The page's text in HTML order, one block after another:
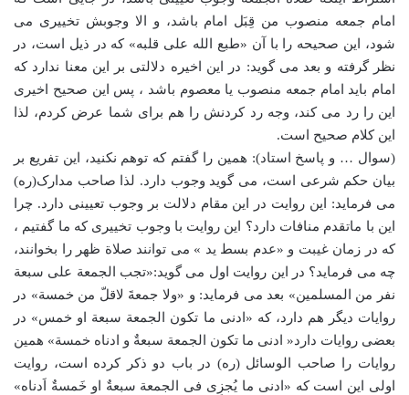
امام جمعه منصوب من قِبَل امام باشد، و الا وجوبش تخییری می
شود، این صحیحه را با آن «طبع الله علی قلبه» که در ذیل است، در
نظر گرفته و بعد می گوید: در این اخیره دلالتی بر این معنا ندارد که
امام باید امام جمعه منصوب یا معصوم باشد ، پس این صحیح اخیری
این را رد می کند، وجه رد کردنش را هم برای شما عرض کردم، لذا
این کلام صحیح است.
(سوال … و پاسخ استاد): همین را گفتم که توهم نکنید، این تفریع بر
بیان حکم شرعی است، می گوید وجوب دارد. لذا صاحب مدارک(ره)
می فرماید: این روایت در این مقام دلالت بر وجوب تعیینی دارد. چرا
این با ماتقدم منافات دارد؟ این روایت با وجوب تخییری که ما گفتیم ،
که در زمان غیبت و «عدم بسط ید » می توانند صلاة ظهر را بخوانند،
چه می فرماید؟ در این روایت اول می گوید:«تجب الجمعة علی سبعة
نفر من المسلمین» بعد می فرماید: و «ولا جمعةَ لاقلّ من خمسة» در
روایات دیگر هم دارد، که «ادنی ما تکون الجمعة سبعة او خمس» در
بعضی روایات دارد« ادنی ما تکون الجمعة سبعةٌ و ادناه خمسة» همین
روایات را صاحب الوسائل (ره) در باب دو ذکر کرده است، روایت
اولی این است که «ادنی ما یُجزِی فی الجمعة سبعةٌ او خَمسةٌ اَدناه»